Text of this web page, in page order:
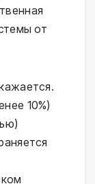
от
10%)